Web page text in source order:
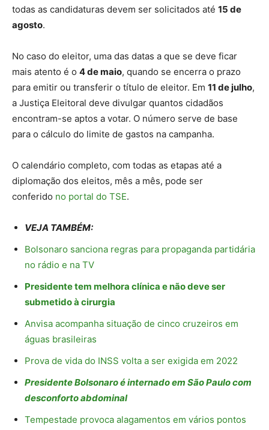
todas as candidaturas devem ser solicitados até 15 de
agosto.
No caso do eleitor, uma das datas a que se deve ficar
mais atento é o 4 de maio, quando se encerra o prazo
para emitir ou transferir o título de eleitor. Em 11 de julho,
a Justiça Eleitoral deve divulgar quantos cidadãos
encontram-se aptos a votar. O número serve de base
para o cálculo do limite de gastos na campanha.
O calendário completo, com todas as etapas até a
diplomação dos eleitos, mês a mês, pode ser
conferido no portal do TSE.
VEJA TAMBÉM:
Bolsonaro sanciona regras para propaganda partidária
no rádio e na TV
Presidente tem melhora clínica e não deve ser
submetido à cirurgia
Anvisa acompanha situação de cinco cruzeiros em
águas brasileiras
Prova de vida do INSS volta a ser exigida em 2022
Presidente Bolsonaro é internado em São Paulo com
desconforto abdominal
Tempestade provoca alagamentos em vários pontos